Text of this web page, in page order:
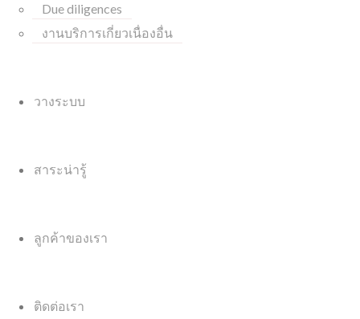
Due diligences
งานบริการเกี่ยวเนื่องอื่น
วางระบบ
สาระน่ารู้
ลูกค้าของเรา
ติดต่อเรา